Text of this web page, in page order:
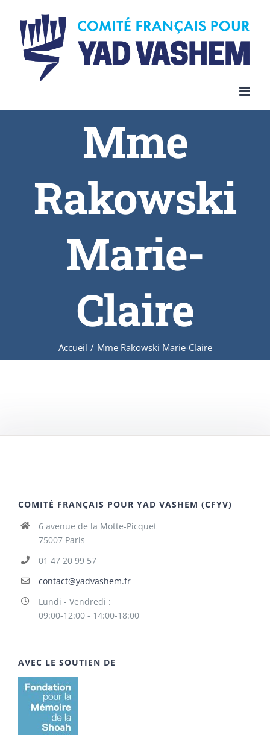
content
Mme
Rakowski
Marie-
Claire
Accueil / Mme Rakowski Marie-Claire
COMITÉ FRANÇAIS POUR YAD VASHEM (CFYV)
6 avenue de la Motte-Picquet
75007 Paris
01 47 20 99 57
contact@yadvashem.fr
Lundi - Vendredi :
09:00-12:00 - 14:00-18:00
AVEC LE SOUTIEN DE